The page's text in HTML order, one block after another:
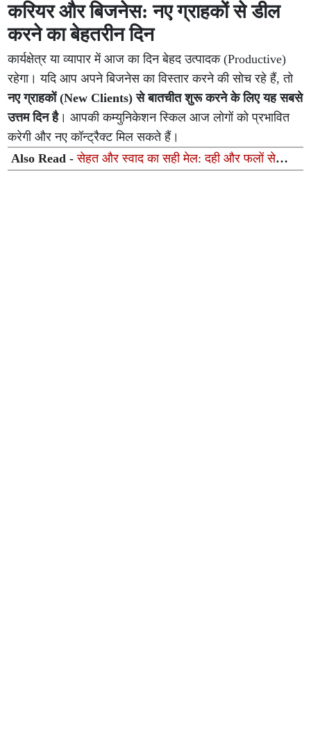
करियर और बिजनेस: नए ग्राहकों से डील
करने का बेहतरीन दिन
कार्यक्षेत्र या व्यापार में आज का दिन बेहद उत्पादक (Productive)
रहेगा। यदि आप अपने बिजनेस का विस्तार करने की सोच रहे हैं, तो
नए ग्राहकों (New Clients) से बातचीत शुरू करने के लिए यह सबसे
उत्तम दिन है। आपकी कम्युनिकेशन स्किल आज लोगों को प्रभावित
करेगी और नए कॉन्ट्रैक्ट मिल सकते हैं।
Also Read -सेहत और स्वाद का सही मेल: दही और फलों से
मिनटों में बनाएं ये 5 सुपर-हेल्दी रेसिपीज़